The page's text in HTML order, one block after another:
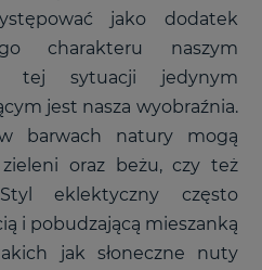
jako dodatek
charakteru naszym
tej sytuacji jedynym
jest nasza wyobraźnia.
barwach natury mogą
oraz beżu, czy też
eklektyczny często
i pobudzającą mieszanką
jak słoneczne nuty